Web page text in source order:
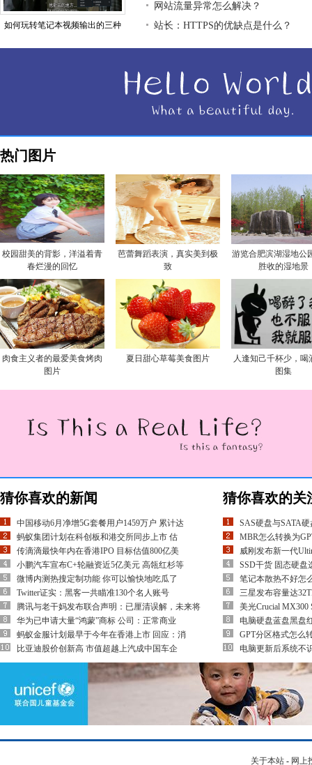
如何玩转笔记本视频输出的三种
网站流量异常怎么解决？
站长：HTTPS的优缺点是什么？
热门图片
校园甜美的背影，洋溢着青
春烂漫的回忆
芭蕾舞蹈表演，真实美到极
致
游览合肥滨湖湿地公
胜收的湿地景
肉食主义者的最爱美食烤肉
图片
夏日甜心草莓美食图片
人逢知己千杯少，喝
图集
猜你喜欢的新闻
中国移动6月净增5G套餐用户1459万户 累计达
蚂蚁集团计划在科创板和港交所同步上市 估
传滴滴最快年内在香港IPO 目标估值800亿美
小鹏汽车宣布C+轮融资近5亿美元 高瓴红杉等
微博内测热搜定制功能 你可以愉快地吃瓜了
Twitter证实：黑客一共瞄准130个名人账号
腾讯与老干妈发布联合声明：已厘清误解，未来将
华为已申请大量“鸿蒙”商标 公司：正常商业
蚂蚁金服计划最早于今年在香港上市 回应：消
比亚迪股价创新高 市值超越上汽成中国车企
猜你喜欢的关
SAS硬盘与SATA
MBR怎么转换为
威刚发布新一代
SSD干货 固态硬盘
笔记本散热不好怎
三星发布容量达
美光Crucial
电脑硬盘蓝盘黑盘
GPT分区格式怎么
电脑更新后系统不
关于本站 - 网上